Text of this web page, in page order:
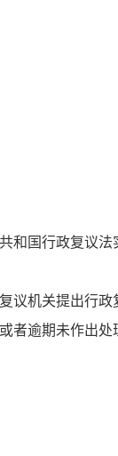
和国行政复议法
机关提出行政
者逾期未作出处